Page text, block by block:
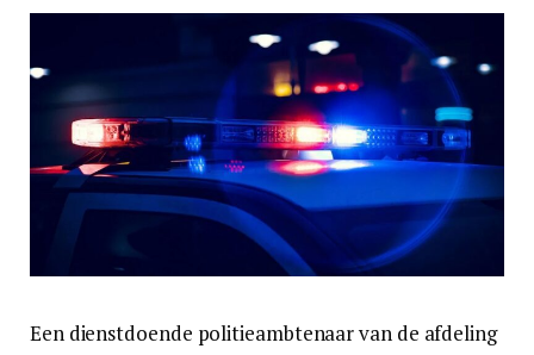
Een dienstdoende politieambtenaar van de afdeling